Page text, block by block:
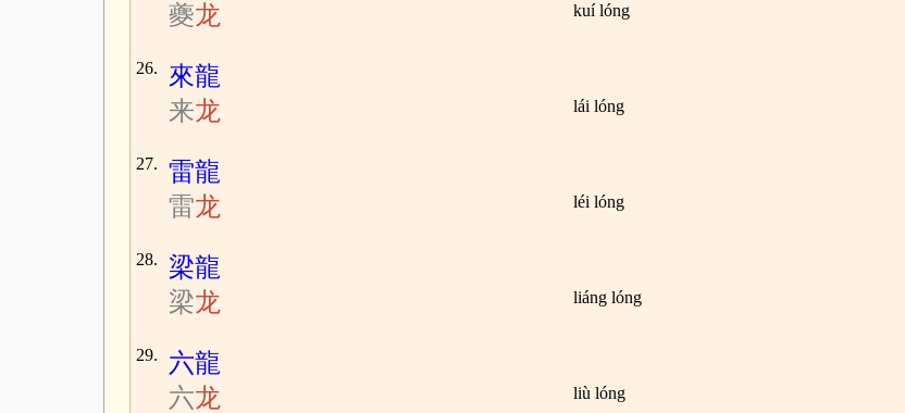
夔龙 kuí lóng
26.
來龍
来龙 lái lóng
27.
雷龍
雷龙 léi lóng
28.
梁龍
梁龙 liáng lóng
29.
六龍
六龙 liù lóng